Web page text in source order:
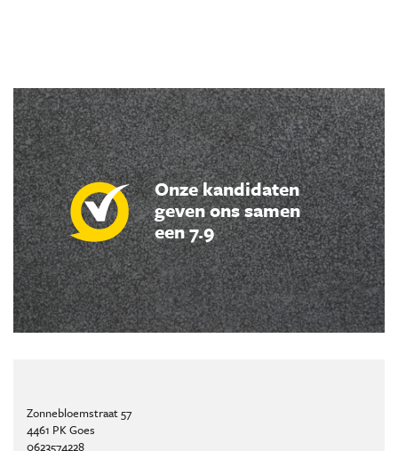
Onze kandidaten
geven ons samen
een 7.9
Zonnebloemstraat 57
4461 PK Goes
0623574228